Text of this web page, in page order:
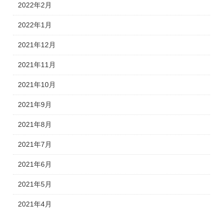
2022年2月
2022年1月
2021年12月
2021年11月
2021年10月
2021年9月
2021年8月
2021年7月
2021年6月
2021年5月
2021年4月